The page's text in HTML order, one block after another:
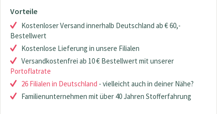
Vorteile
Kostenloser Versand innerhalb Deutschland ab € 60,-
Bestellwert
Kostenlose Lieferung in unsere Filialen
Versandkostenfrei ab 10 € Bestellwert mit unserer
Portoflatrate
26 Filialen in Deutschland - vielleicht auch in deiner Nähe?
Familienunternehmen mit über 40 Jahren Stofferfahrung